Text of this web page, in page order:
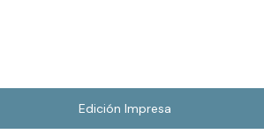
Edición Impresa